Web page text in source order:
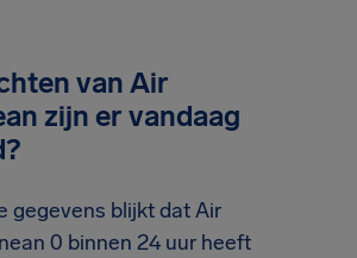
van Air
zijn er vandaag
gegevens blijkt dat Air
0 binnen 24 uur heeft